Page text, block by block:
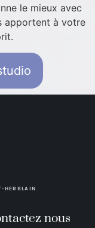
le mieux avec
apportent à votre
HERBLAIN
nous